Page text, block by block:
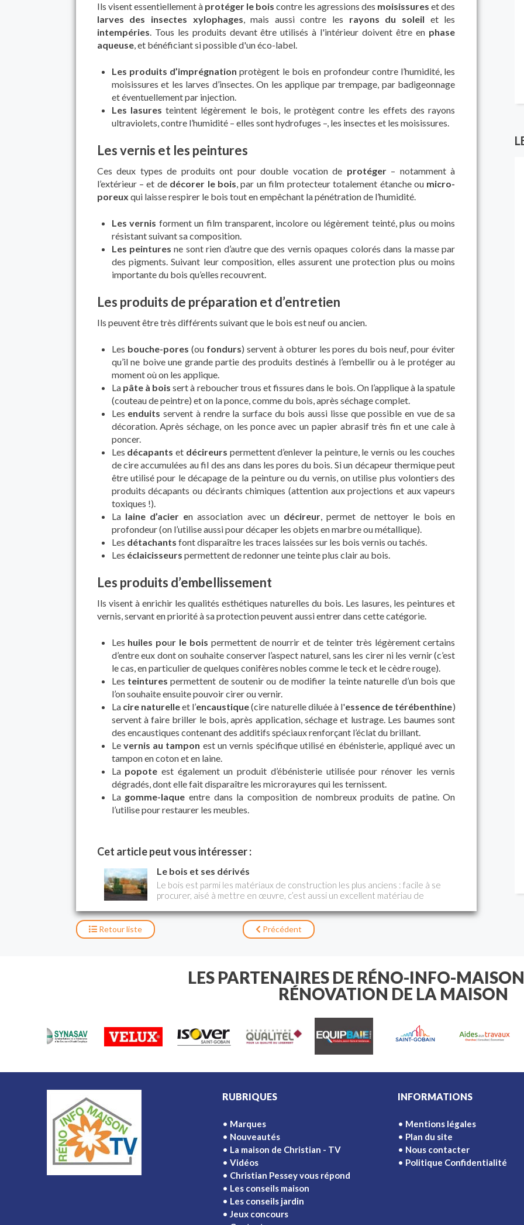
Ils visent essentiellement àprotéger le bois contre les agressions des moisissures et des
larves des insectes xylophages, mais aussi contre les rayons du soleil et les
intempéries. Tous les produits devant être utilisés à l'intérieur doivent être en phase
aqueuse, et bénéficiant si possible d'un éco-label.
Les produits d’imprégnation protègent le bois en profondeur contre l’humidité, les
moisissures et les larves d’insectes. On les applique par trempage, par badigeonnage
et éventuellement par injection.
Les lasures teintent légèrement le bois, le protègent contre les effets des rayons
ultraviolets, contre l’humidité – elles sont hydrofuges –, les insectes et les moisissures.
Les vernis et les peintures
Ces deux types de produits ont pour double vocation de protéger– notamment à
l’extérieur – et de décorer le bois, par un film protecteur totalement étanche ou micro-
poreux qui laisse respirer le bois tout en empêchant la pénétration de l’humidité.
Les vernis forment un film transparent, incolore ou légèrement teinté, plus ou moins
résistant suivant sa composition.
Les peintures ne sont rien d’autre que des vernis opaques colorés dans la masse par
des pigments. Suivant leur composition, elles assurent une protection plus ou moins
importante du bois qu’elles recouvrent.
Les produits de préparation et d’entretien
Ils peuvent être très différents suivant que le bois est neuf ou ancien.
Les bouche-pores (ou fondurs) servent à obturer les pores du bois neuf, pour éviter
qu’il ne boive une grande partie des produits destinés à l’embellir ou à le protéger au
moment où on les applique.
La pâte à bois sert à reboucher trous et fissures dans le bois. On l’applique à la spatule
(couteau de peintre) et on la ponce, comme du bois, après séchage complet.
Les enduits servent à rendre la surface du bois aussi lisse que possible en vue de sa
décoration. Après séchage, on les ponce avec un papier abrasif très fin et une cale à
poncer.
Les décapants et décireurs permettent d’enlever la peinture, le vernis ou les couches
de cire accumulées au fil des ans dans les pores du bois. Si un décapeur thermique peut
être utilisé pour le décapage de la peinture ou du vernis, on utilise plus volontiers des
produits décapants ou décirants chimiques (attention aux projections et aux vapeurs
toxiques !).
La laine d’acier en association avec un décireur, permet de nettoyer le bois en
profondeur (on l’utilise aussi pour décaper les objets en marbre ou métallique).
Les détachants font disparaître les traces laissées sur les bois vernis ou tachés.
Les éclaicisseurs permettent de redonner une teinte plus clair au bois.
Les produits d’embellissement
Ils visent à enrichir les qualités esthétiques naturelles du bois. Les lasures, les peintures et
vernis, servant en priorité à sa protection peuvent aussi entrer dans cette catégorie.
Les huiles pour le bois permettent de nourrir et de teinter très légèrement certains
d’entre eux dont on souhaite conserver l’aspect naturel, sans les cirer ni les vernir (c’est
le cas, en particulier de quelques conifères nobles comme le teck et le cèdre rouge).
Les teintures permettent de soutenir ou de modifier la teinte naturelle d’un bois que
l’on souhaite ensuite pouvoir cirer ou vernir.
La cire naturelleet l’encaustique(cire naturelle diluée à l'essence de térébenthine)
servent à faire briller le bois, après application, séchage et lustrage. Les baumes sont
des encaustiques contenant des additifs spéciaux renforçant l’éclat du brillant.
Le vernis au tampon est un vernis spécifique utilisé en ébénisterie, appliqué avec un
tampon en coton et en laine.
La popote est également un produit d’ébénisterie utilisée pour rénover les vernis
dégradés, dont elle fait disparaître les microrayures qui les ternissent.
La gomme-laque entre dans la composition de nombreux produits de patine. On
l’utilise pour restaurer les meubles.
Cet article peut vous intéresser :
Le bois et ses dérivés
Le bois est parmi les matériaux de construction les plus anciens : facile à se
procurer, aisé à mettre en œuvre, c’est aussi un excellent matériau de
procure en outre une excellente isolation – bien meilleure que la pierre ou
le béton – et possède des qualités esthétiques qui le destinent à la
décoration et à la menuiserie . Il est à l'origine de nombreux dérivés tels
Retourliste Précédent
LES PARTENAIRES DE RÉNO-INFO-
RÉNOVATION DE LA MAISON
RUBRIQUES
Marques
Nouveautés
La maison de Christian - TV
Vidéos
Christian Pessey vous répond
Les conseils maison
Les conseils jardin
Jeux concours
INFORMATIONS
Mentions légales
Plan du site
Nous contacter
Politique Confidentialité